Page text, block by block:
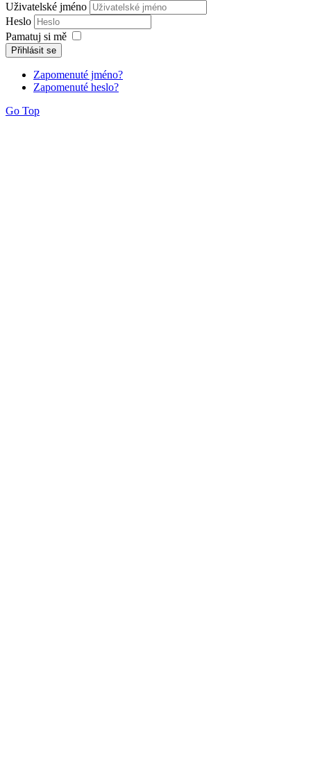
Uživatelské jméno
Heslo
Pamatuj si mě
Přihlásit se
Zapomenuté jméno?
Zapomenuté heslo?
Go Top